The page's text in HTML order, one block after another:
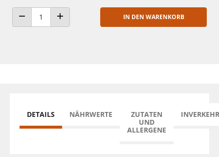
ANZAHL VERRINGERNANZAHL ERHÖHEN
IN DEN WARENKORB
DETAILS NÄHRWERTE
ZUTATEN
UND
ALLERGENE